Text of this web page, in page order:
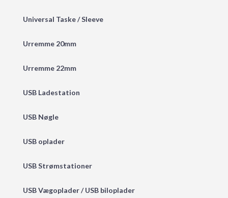
Universal Taske / Sleeve
Urremme 20mm
Urremme 22mm
USB Ladestation
USB Nøgle
USB oplader
USB Strømstationer
USB Vægoplader / USB biloplader